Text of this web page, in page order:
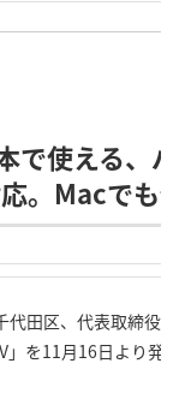
で使える、
。Macでも
田区、代表取締役
を11月16日より発